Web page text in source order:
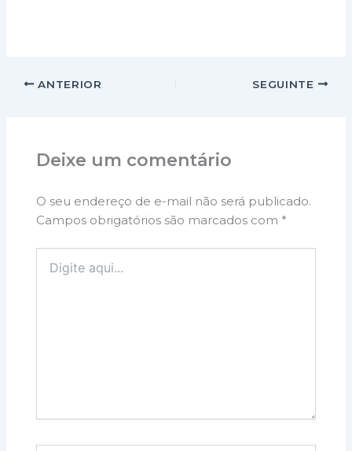
ANTERIOR SEGUINTE
Deixe um comentário
O seu endereço de e-mail não será publicado.
Campos obrigatórios são marcados com *
aqui...